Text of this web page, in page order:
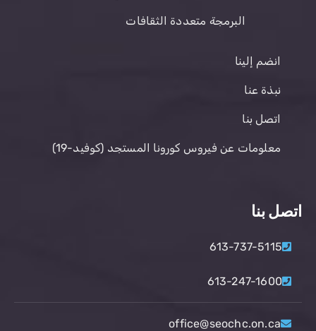
البرمجة متعددة الثقافات
انضم إلينا
نبذة عنا
اتصل بنا
معلومات عن فيروس كورونا المستجد (كوفيد-19)
اتصل بنا
613-737-5115
613-247-1600
office@seochc.on.ca